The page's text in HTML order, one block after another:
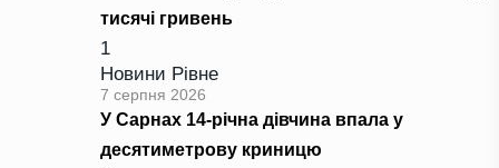
тисячі гривень
1
Новини Рівне
7 серпня 2026
У Сарнах 14-річна дівчина впала у
десятиметрову криницю